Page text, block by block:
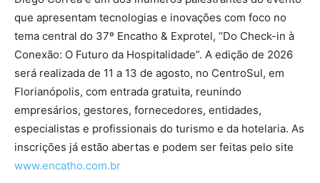
que apresentam tecnologias e inovações com foco no
tema central do 37º Encatho & Exprotel, “Do Check-in à
Conexão: O Futuro da Hospitalidade”. A edição de 2026
será realizada de 11 a 13 de agosto, no CentroSul, em
Florianópolis, com entrada gratuita, reunindo
empresários, gestores, fornecedores, entidades,
especialistas e profissionais do turismo e da hotelaria. As
inscrições já estão abertas e podem ser feitas pelo site
www.encatho.com.br